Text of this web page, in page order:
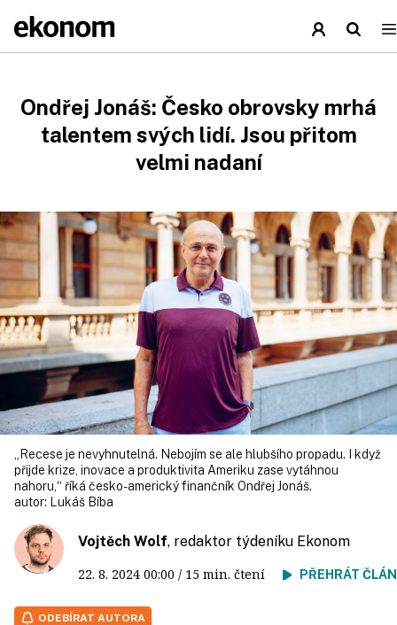
Ondřej Jonáš: Česko obrovsky mrhá
talentem svých lidí. Jsou přitom
velmi nadaní
„Recese je nevyhnutelná. Nebojím se ale hlubšího propadu. I když
přijde krize, inovace a produktivita Ameriku zase vytáhnou
nahoru,“ říká česko-americký finančník Ondřej Jonáš.
autor:
Lukáš Bíba
Vojtěch Wolf, redaktor týdeníku Ekonom
22. 8. 2024 00:00 / 15 min. čtení PŘEHRÁT
ODEBÍRAT AUTORA